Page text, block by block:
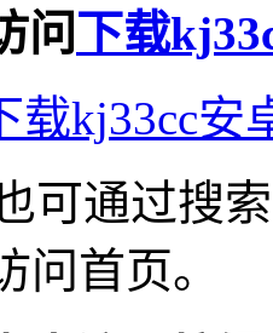
问下载
载kj33cc安
可通过搜
问首页。